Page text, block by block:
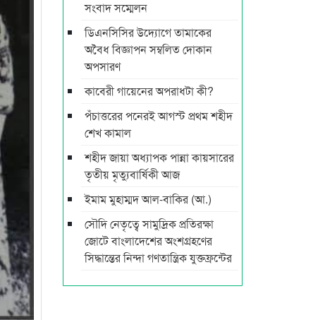
সংবাদ সম্মেলন
ডিএনসিসির উদ্যোগে তামাকের
অবৈধ বিজ্ঞাপন সম্বলিত দোকান
অপসারণ
কাবেরী গায়েনের অপরাধটা কী?
পঁচাত্তরের পনেরই আগস্ট প্রথম শহীদ
শেখ কামাল
শহীদ জায়া অধ্যাপক পান্না কায়সারের
তৃতীয় মৃত্যুবার্ষিকী আজ
ইমাম মুহাম্মদ আল-বাকির (আ.)
সৌদি নেতৃত্বে সামুদ্রিক প্রতিরক্ষা
জোটে বাংলাদেশের অংশগ্রহণের
সিদ্ধান্তের নিন্দা গণতান্ত্রিক যুক্তফ্রন্টের